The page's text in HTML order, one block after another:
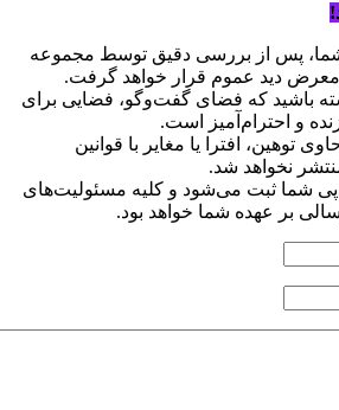
پس از بررسی دقیق توسط مجموعه
معرض دید عموم قرار خواهد گرفت.
باشید که فضای گفت‌وگو، فضایی برای
و احترام‌آمیز است.
توهین، افترا یا مغایر با قوانین
نخواهد شد.
شما ثبت می‌شود و کلیه مسئولیت‌های
بر عهده شما خواهد بود.